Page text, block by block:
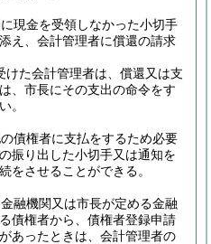
現金を受領しなかった小切手
え、会計管理者に償還の請求
けた会計管理者は、償還又は支
、市長にその支出の命令をす
。
債権者に支払をするため必要
振り出した小切手又は通知を
をさせることができる。
融機関又は市長が定める金融
債権者から、債権者登録申請
あったときは、会計管理者の